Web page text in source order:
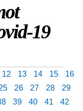
19
12 13 14 15
16
26 27 28
29
39 40 41
42